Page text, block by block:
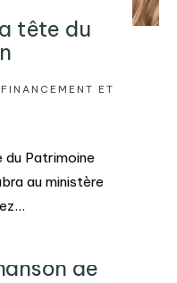
tête du
FINANCEMENT ET
du Patrimoine
au ministère
...
de